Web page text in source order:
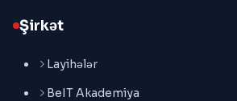
Şirkət
Layihələr
BeIT Akademiya